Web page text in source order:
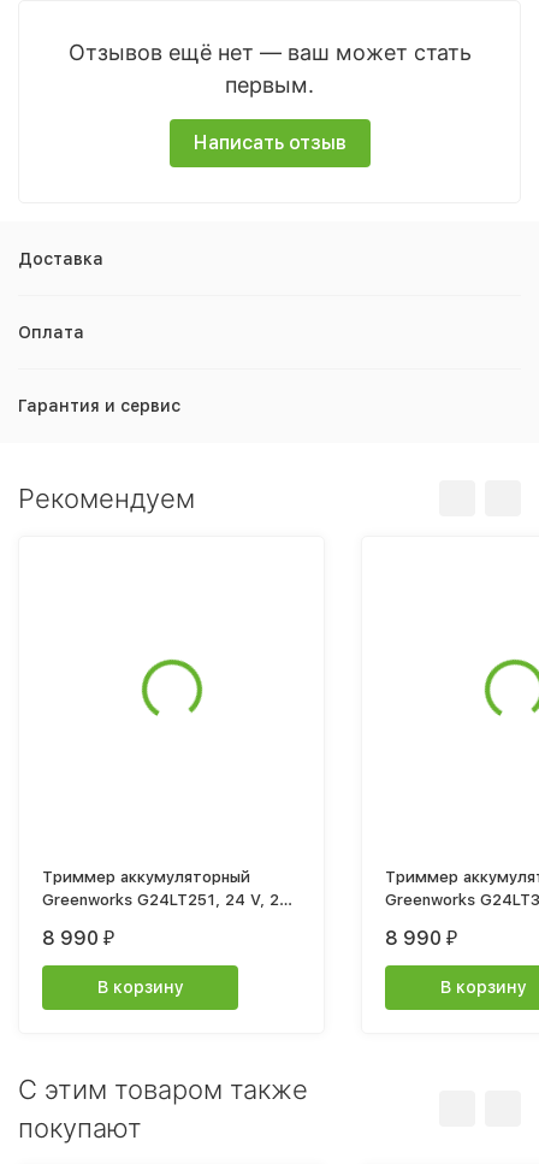
Отзывов ещё нет — ваш может стать
первым.
Написать отзыв
Доставка
Оплата
Гарантия и сервис
Рекомендуем
Триммер аккумуляторный
Greenworks G24LT251, 24 V, 25
8 990 ₽
В корзину
Триммер
Greenworks G24LT301,
8 990 ₽
В корзину
C этим товаром также
покупают